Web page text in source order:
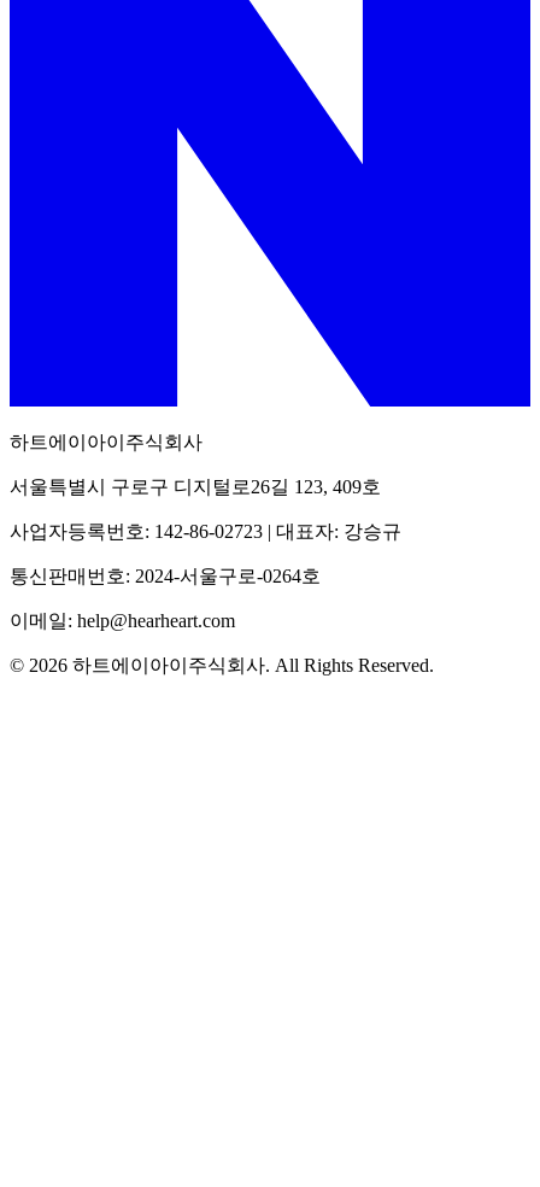
하트에이아이주식회사
서울특별시 구로구 디지털로26길 123, 409호
사업자등록번호: 142-86-02723 | 대표자: 강승규
통신판매번호: 2024-서울구로-0264호
이메일: help@hearheart.com
© 2026 하트에이아이주식회사. All Rights Reserved.